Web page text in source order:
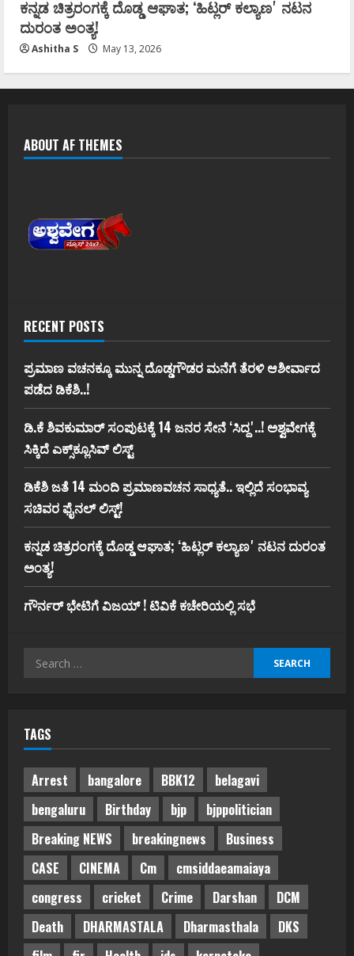
ಕನ್ನಡ ಚಿತ್ರರಂಗಕ್ಕೆ ದೊಡ್ಡ ಆಘಾತ; ʻಹಿಟ್ಲರ್ ಕಲ್ಯಾಣʼ ನಟನ
ದುರಂತ ಅಂತ್ಯ!
Ashitha S May 13, 2026
ABOUT AF THEMES
RECENT POSTS
ಪ್ರಮಾಣ ವಚನಕ್ಕೂ ಮುನ್ನ ದೊಡ್ಡಗೌಡರ ಮನೆಗೆ ತೆರಳಿ ಆಶೀರ್ವಾದ
ಪಡೆದ ಡಿಕೆಶಿ..!
ಡಿ.ಕೆ ಶಿವಕುಮಾರ್‌ ಸಂಪುಟಕ್ಕೆ 14 ಜನರ ಸೇನೆ ʻಸಿದ್ದʼ..! ಅಶ್ವವೇಗಕ್ಕೆ
ಸಿಕ್ಕಿದೆ ಎಕ್ಸ್‌ಕ್ಲೂಸಿವ್‌ ಲಿಸ್ಟ್‌
ಡಿಕೆಶಿ ಜತೆ 14 ಮಂದಿ ಪ್ರಮಾಣವಚನ ಸಾಧ್ಯತೆ.. ಇಲ್ಲಿದೆ ಸಂಭಾವ್ಯ
ಸಚಿವರ ಫೈನಲ್ ಲಿಸ್ಟ್‌!
ಕನ್ನಡ ಚಿತ್ರರಂಗಕ್ಕೆ ದೊಡ್ಡ ಆಘಾತ; ʻಹಿಟ್ಲರ್ ಕಲ್ಯಾಣʼ ನಟನ ದುರಂತ
ಅಂತ್ಯ!
ಗೌರ್ನರ್‌ ಭೇಟಿಗೆ ವಿಜಯ್‌ ! ಟಿವಿಕೆ ಕಚೇರಿಯಲ್ಲಿ ಸಭೆ
Search
TAGS
Arrest bangalore BBK12
belagavi
bengaluru
Birthday bjp
bjppolitician
Breaking NEWS
breakingnews
Business
CASE
CINEMA Cm
cmsiddaeamaiaya
congress
cricket Crime Darshan
DCM
Death
DHARMASTALA Dharmasthala
DKS